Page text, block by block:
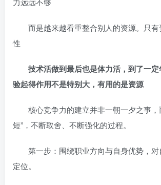
而是越来越看重整合别人的资源。只
性
技术活做到最后也是体力活，到了一
验起得作用不是特别大，有用的是资源
核心竞争力的建立并非一朝一夕之事，
短”，不断取舍、不断强化的过程。
第一步：围绕职业方向与自身优势，
定位。